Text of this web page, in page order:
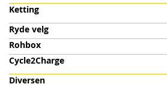
Ketting
Ryde velg
Rohbox
Cycle2Charge
Diversen